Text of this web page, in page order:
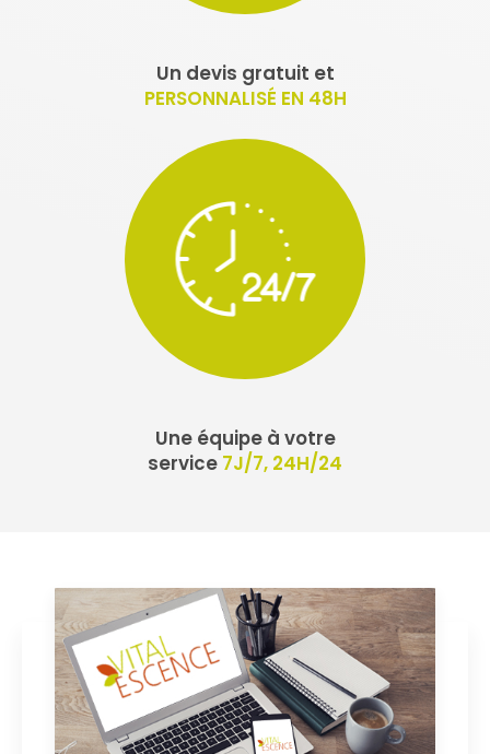
Un devis gratuit et
PERSONNALISÉ EN 48H
Une équipe à votre
service 7J/7, 24H/24